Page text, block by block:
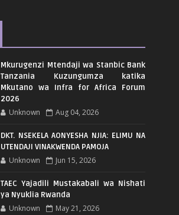
Mkurugenzi Mtendaji wa Stanbic Bank
Tanzania Kuzungumza katika
Mkutano wa Infra for Africa Forum
2026
Unknown Aug 04, 2026
DKT. NSEKELA AONYESHA NJIA: ELIMU NA
UTENDAJI VINAKWENDA PAMOJA
Unknown Jun 15, 2026
TAEC Yajadili Mustakabali wa Nishati
ya Nyuklia Rwanda
Unknown May 21, 2026